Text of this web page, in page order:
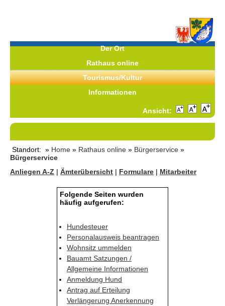
Der Ort
Rathaus online
Tourismus/Kultur
Informationen
Ansicht:
Standort: » Home » Rathaus online » Bürgerservice »
Bürgerservice
Anliegen A-Z | Ämterübersicht | Formulare | Mitarbeiter
Folgende Seiten wurden
häufig aufgerufen:
Hundesteuer
Personalausweis beantragen
Wohnsitz ummelden
Bauamt Satzungen /
Allgemeine Informationen
Anmeldung Hund
Antrag auf Erteilung
Verlängerung Anerkennung